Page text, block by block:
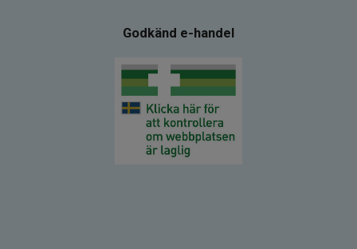
Godkänd e-handel